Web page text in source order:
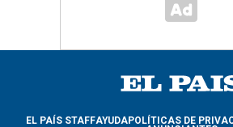
EL PAÍS STAFFAYUDAPOLÍTICAS DE